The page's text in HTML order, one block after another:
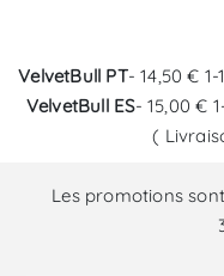
VelvetBull PT- 14,50 €
VelvetBull ES- 15,00 €
(
Les promotions